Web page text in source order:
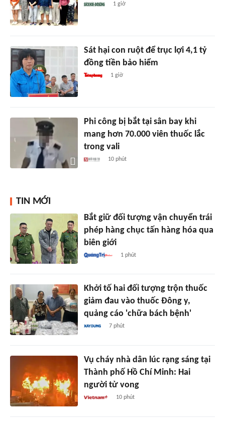
1 giờ
Sát hại con ruột để trục lợi 4,1 tỷ
đồng tiền bảo hiểm
1 giờ
Phi công bị bắt tại sân bay khi
mang hơn 70.000 viên thuốc lắc
trong vali
10 phút
TIN MỚI
Bắt giữ đối tượng vận chuyển trái
phép hàng chục tấn hàng hóa qua
biên giới
1 phút
Khởi tố hai đối tượng trộn thuốc
giảm đau vào thuốc Đông y,
quảng cáo 'chữa bách bệnh'
7 phút
Vụ cháy nhà dân lúc rạng sáng tại
Thành phố Hồ Chí Minh: Hai
người tử vong
10 phút